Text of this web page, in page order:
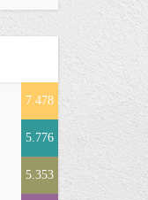
7.478
5.776
5.353